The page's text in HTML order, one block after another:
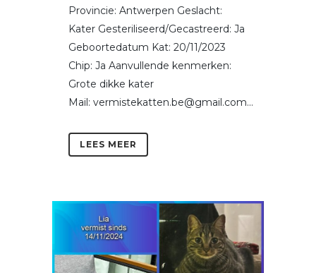
Provincie: Antwerpen Geslacht:
Kater Gesteriliseerd/Gecastreerd: Ja
Geboortedatum Kat: 20/11/2023
Chip: Ja Aanvullende kenmerken:
Grote dikke kater
Mail: vermistekatten.be@gmail.com...
LEES MEER